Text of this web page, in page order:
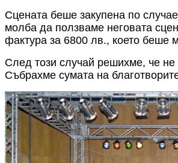
Сцената беше закупена по
молба да ползваме неговата
фактура за 6800 лв., което беше
След този случай решихме, че
Събрахме сумата на